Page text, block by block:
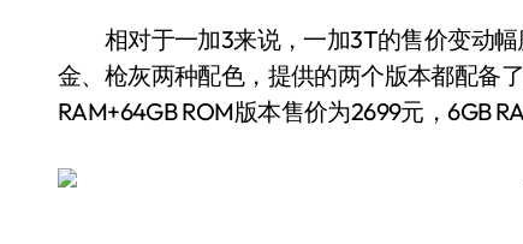
相对于一加3来说，一加3T的售价变动幅
金、枪灰两种配色，提供的两个版本都配备
RAM+64GB ROM版本售价为2699元，6GB